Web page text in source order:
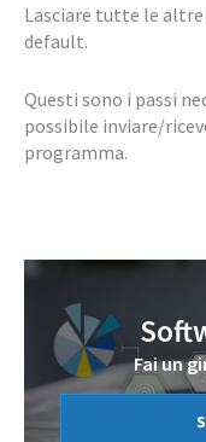
Lasciare tutte le
default.
Questi sono i passi
possibile inviare/
programma.
Fai un